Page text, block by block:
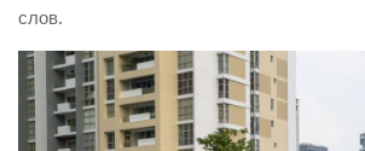
слов.